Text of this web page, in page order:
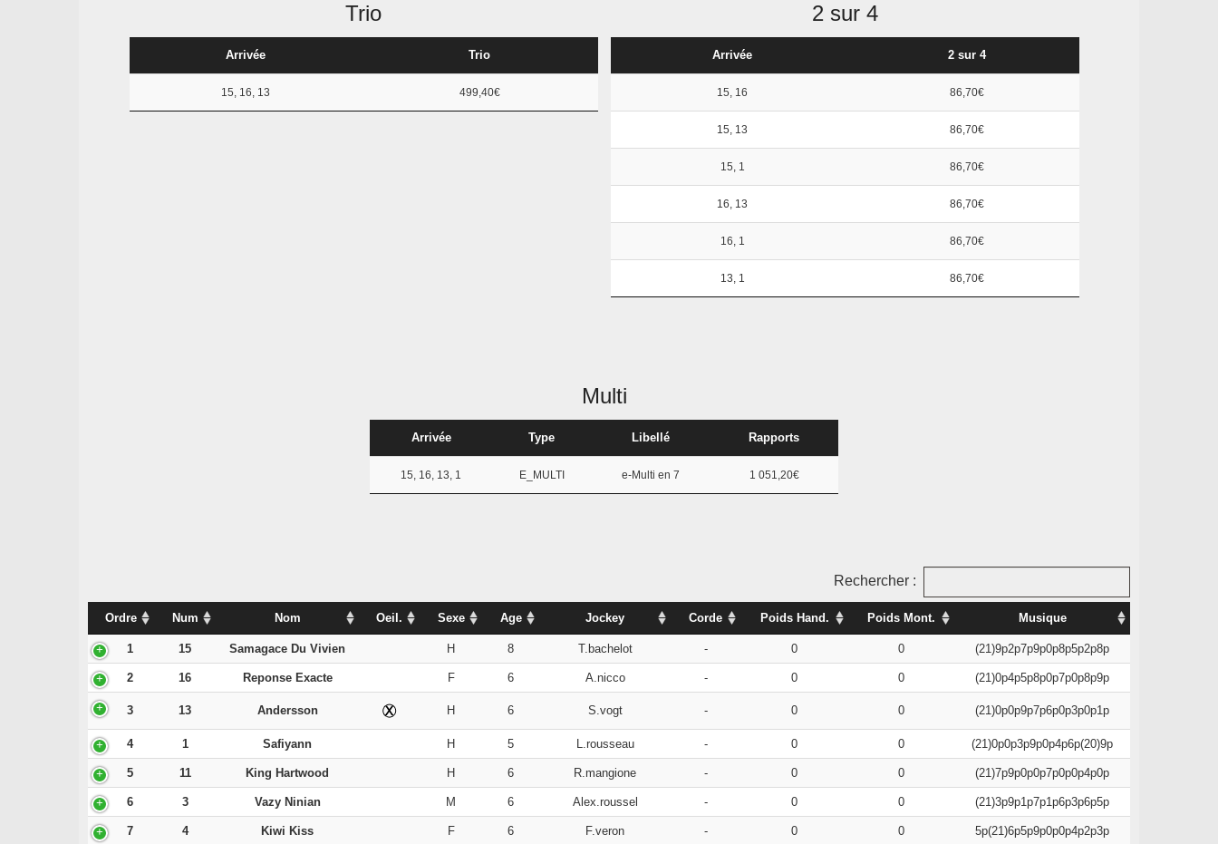
Trio
Arrivée Trio
15, 16, 13 499,40€
2 sur 4
Arrivée 2 sur 4
15, 16 86,70€
15, 13 86,70€
15, 1 86,70€
16, 13 86,70€
16, 1 86,70€
13, 1 86,70€
Multi
Arrivée Type Libellé Rapports
15, 16, 13, 1 E_MULTI e-Multi en 7 1 051,20€
Rechercher :
Ordre Num Nom Oeil. Sexe Age Jockey Corde Poids Hand. Poids Mont. Musique
1 15 Samagace Du Vivien H 8 T.bachelot - 0 0 (21)9p2p7p9p0p8p5p2p8p
2 16 Reponse Exacte F 6 A.nicco - 0 0 (21)0p4p5p8p0p7p0p8p9p
3 13 Andersson H 6 S.vogt - 0 0 (21)0p0p9p7p6p0p3p0p1p
4 1 Safiyann H 5 L.rousseau - 0 0 (21)0p0p3p9p0p4p6p(20)9p
5 11 King Hartwood H 6 R.mangione - 0 0 (21)7p9p0p0p7p0p0p4p0p
6 3 Vazy Ninian M 6 Alex.roussel - 0 0 (21)3p9p1p7p1p6p3p6p5p
7 4 Kiwi Kiss F 6 F.veron - 0 0 5p(21)6p5p9p0p0p4p2p3p